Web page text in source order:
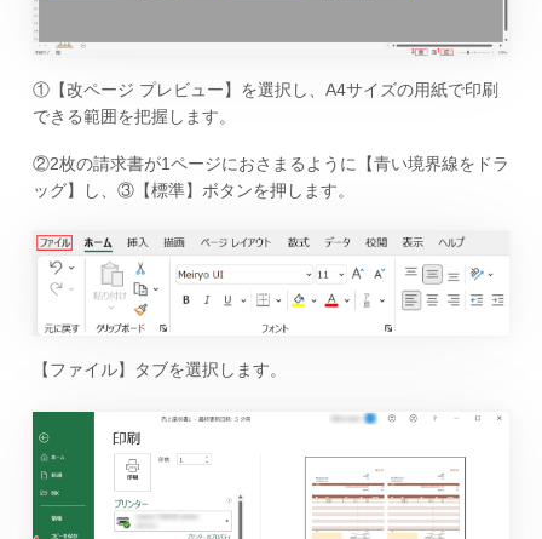
①【改ページ プレビュー】を選択し、A4サイズの用紙で印刷
できる範囲を把握します。
②2枚の請求書が1ページにおさまるように【青い境界線をドラ
ッグ】し、③【標準】ボタンを押します。
【ファイル】タブを選択します。